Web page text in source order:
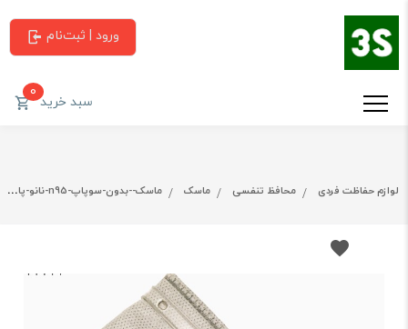
ورود | ثبت‌نام
سبد خرید0
لوازم حفاظت فردی محافظ تنفسی ماسک ماسک--بدون-سوپاپ-n95-نانو-پاک